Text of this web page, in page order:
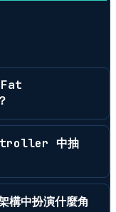
中抽
中扮演什麼角